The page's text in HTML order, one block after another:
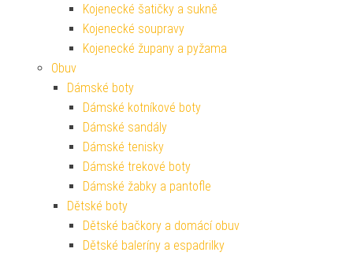
Kojenecké šatičky a sukně
Kojenecké soupravy
Kojenecké župany a pyžama
Obuv
Dámské boty
Dámské kotníkové boty
Dámské sandály
Dámské tenisky
Dámské trekové boty
Dámské žabky a pantofle
Dětské boty
Dětské bačkory a domácí obuv
Dětské baleríny a espadrilky